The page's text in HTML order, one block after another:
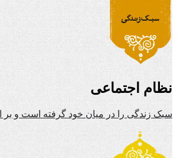
نظام اجتماعی
سبک زندگی را در میان خود گرفته است و